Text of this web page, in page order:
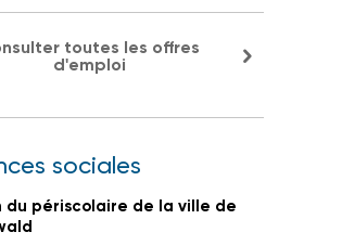
toutes les offres
d'emploi
sociales
du périscolaire de la ville de